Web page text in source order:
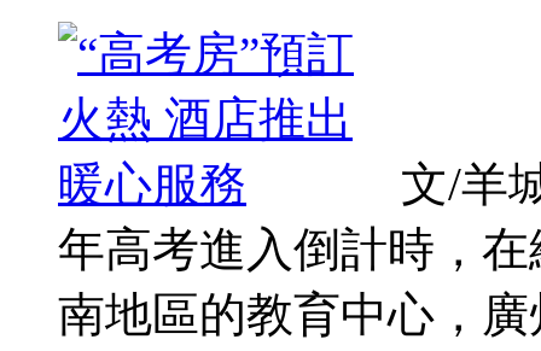
文/羊
年高考進入倒計時，
南地區的教育中心，